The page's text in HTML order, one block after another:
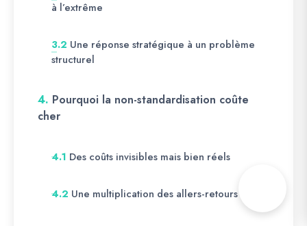
à l’extrême
3.2 Une réponse stratégique à un problème
structurel
4. Pourquoi la non-standardisation coûte
cher
4.1 Des coûts invisibles mais bien réels
4.2 Une multiplication des allers-retours